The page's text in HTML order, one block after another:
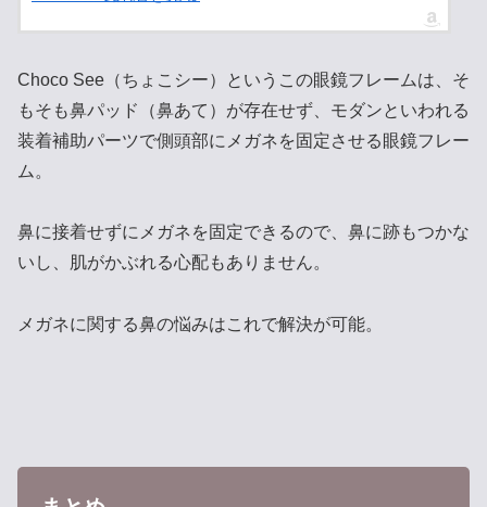
Choco See（ちょこシー）というこの眼鏡フレームは、そ
もそも鼻パッド（鼻あて）が存在せず、モダンといわれる
装着補助パーツで側頭部にメガネを固定させる眼鏡フレー
ム。
鼻に接着せずにメガネを固定できるので、鼻に跡もつかな
いし、肌がかぶれる心配もありません。
メガネに関する鼻の悩みはこれで解決が可能。